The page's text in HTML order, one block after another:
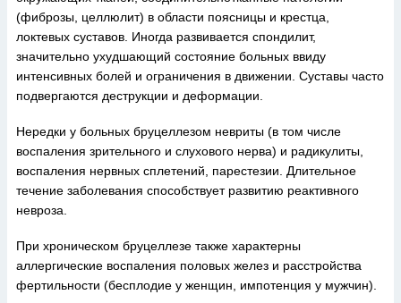
(фиброзы, целлюлит) в области поясницы и крестца,
локтевых суставов. Иногда развивается спондилит,
значительно ухудшающий состояние больных ввиду
интенсивных болей и ограничения в движении. Суставы часто
подвергаются деструкции и деформации.
Нередки у больных бруцеллезом невриты (в том числе
воспаления зрительного и слухового нерва) и радикулиты,
воспаления нервных сплетений, парестезии. Длительное
течение заболевания способствует развитию реактивного
невроза.
При хроническом бруцеллезе также характерны
аллергические воспаления половых желез и расстройства
фертильности (бесплодие у женщин, импотенция у мужчин).